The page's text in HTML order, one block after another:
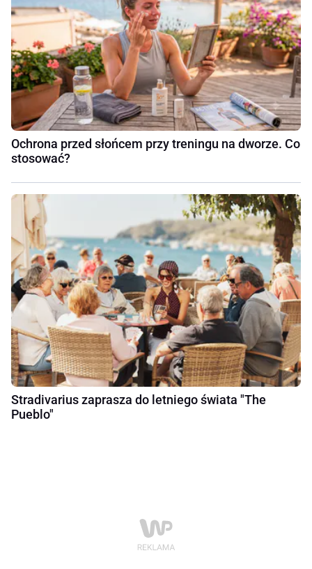
Ochrona przed słońcem przy treningu na dworze. Co
stosować?
Stradivarius zaprasza do letniego świata "The
Pueblo"